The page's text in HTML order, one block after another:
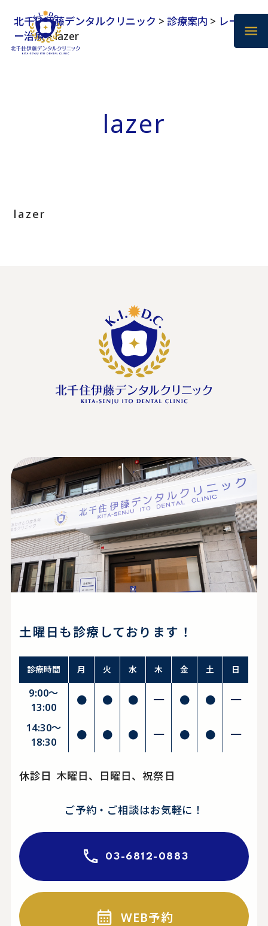
北千住伊藤デンタルクリニック > 診療案内 > レーザ
ー治療>lazer
lazer
lazer
土曜日も診療しております！
診療時間 月 火 水 木 金 土 日
9:00～
13:00
● ● ● ━ ● ● ━
14:30〜
18:30
● ● ● ━ ● ● ━
休診日 木曜日、日曜日、祝祭日
ご予約・ご相談はお気軽に！
03-6812-0883
WEB予約